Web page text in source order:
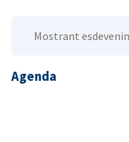
Mostrant
Agenda